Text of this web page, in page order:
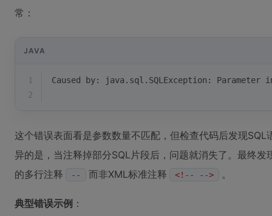
常：
JAVA
1 Caused by: java.sql.SQLException: Parameter
2
这个错误表面看是参数数量不匹配，但检查代码后发现SQL
异的是，当注释掉部分SQL片段后，问题就消失了。最终
的多行注释
-- 而非XML标准注释 <!-- --> 。
典型错误示例 ：